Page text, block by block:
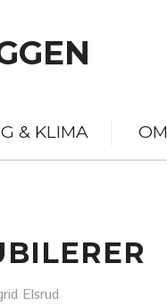
& KLIMA OM
Elsrud